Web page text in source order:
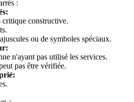
:
critique constructive.
ou de symboles spéciaux.
n'ayant pas utilisé les services.
pas être vérifiée.